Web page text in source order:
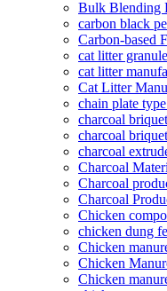
Bulk Blending
carbon black
Carbon-based
cat litter
cat litter
Cat Litter
chain plate
charcoal
charcoal
charcoal
Charcoal
Charcoal
Charcoal
Chicken
chicken dung
Chicken
Chicken
Chicken